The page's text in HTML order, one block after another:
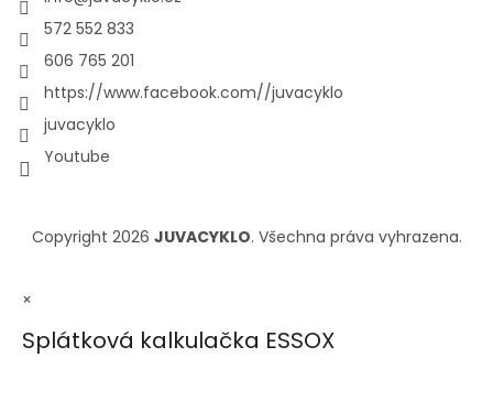
572 552 833
606 765 201
https://www.facebook.com//juvacyklo
juvacyklo
Youtube
Copyright 2026 JUVACYKLO. Všechna práva vyhrazena.
×
Splátková kalkulačka ESSOX